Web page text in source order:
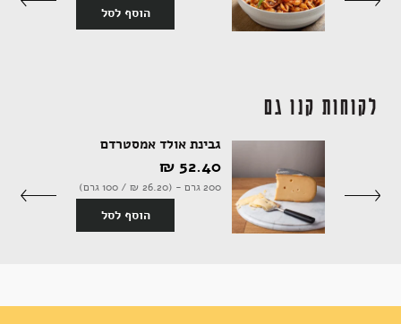
הוסף לסל
לקוחות קנו גם
גבינת אולד אמסטרדם
52.40 ‏₪
200 גרם - (26.20 ‏₪ / 100 גרם)
הוסף לסל
אקססוריז